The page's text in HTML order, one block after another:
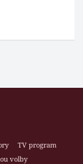
TV program
volby